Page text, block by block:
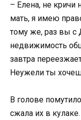
– Елена, не кричи
мать, я имею
тому же, раз вы с
недвижимость
завтра
Неужели ты
В голове
сжала их в кулаке.